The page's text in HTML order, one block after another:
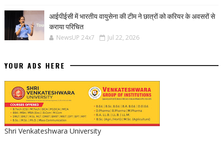
आईपीईसी में भारतीय वायुसेना की टीम ने छात्रों को करियर के अवसरों से
कराया परिचित
NewsUP 24x7 Jul 22, 2026
YOUR ADS HERE
Shri Venkateshwara University